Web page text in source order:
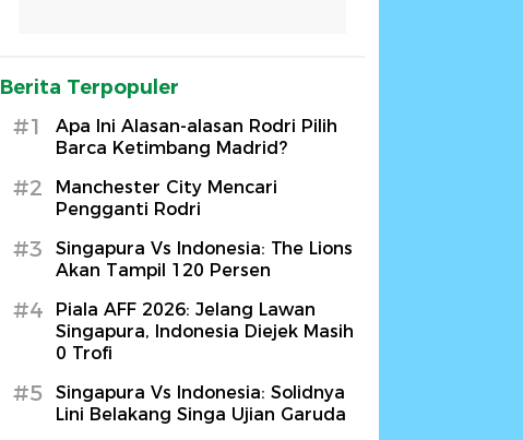
Berita Terpopuler
#1
Apa Ini Alasan-alasan Rodri Pilih
Barca Ketimbang Madrid?
#2
Manchester City Mencari
Pengganti Rodri
#3
Singapura Vs Indonesia: The Lions
Akan Tampil 120 Persen
#4
Piala AFF 2026: Jelang Lawan
Singapura, Indonesia Diejek Masih
0 Trofi
#5
Singapura Vs Indonesia: Solidnya
Lini Belakang Singa Ujian Garuda